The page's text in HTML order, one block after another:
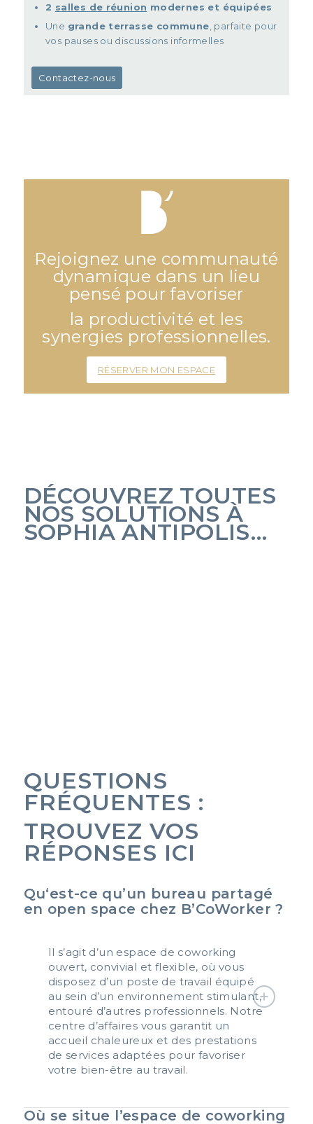
2 salles de réunion modernes et équipées
Une grande terrasse commune , parfaite pour
vos pauses ou discussions informelles
Contactez-nous
Rejoignez une communauté
dynamique dans un lieu
pensé pour favoriser
la productivité et les
synergies professionnelles.
RÉSERVER MON ESPACE
DÉCOUVREZ TOUTES
NOS SOLUTIONS À
SOPHIA ANTIPOLIS…
QUESTIONS
FRÉQUENTES :
TROUVEZ VOS
RÉPONSES ICI
Qu‘est-ce qu’un bureau partagé
en open space chez B’CoWorker ?
Il s’agit d’un espace de coworking
ouvert, convivial et flexible, où vous
disposez d’un poste de travail équipé
au sein d’un environnement stimulant,
entouré d’autres professionnels. Notre
centre d’affaires vous garantit un
accueil chaleureux et des prestations
de services adaptées pour favoriser
votre bien-être au travail.
Où se situe l’espace de coworking